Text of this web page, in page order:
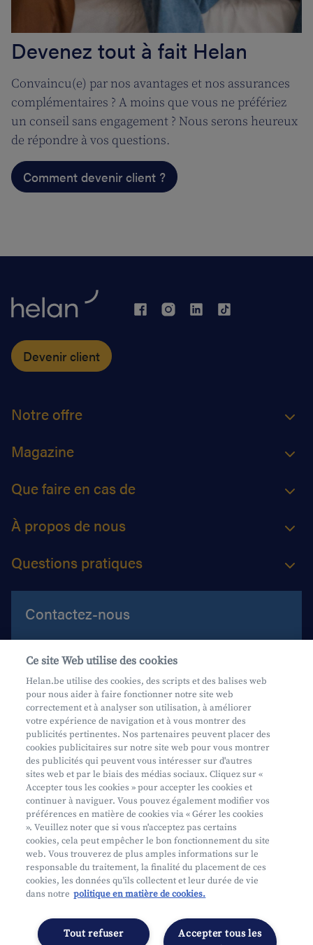
Devenez tout à fait Helan
Convaincu(e) par nos avantages et nos assurances
complémentaires ? A moins que vous ne préfériez
un conseil sans engagement ? Nous serons heureux
de répondre à vos questions.
Comment devenir client ?
Devenir client
Notre offre
Magazine
Que faire en cas de
À propos de nous
Questions pratiques
Contactez-nous
Aide et contact
Prenez rendez-vous
Où nous trouver
Phishing
Mifid
Privacy
Info juridique
Soumis au contrôle de l'OCM
Déclaration d'accessibilité
Ce site Web utilise des cookies
Helan.be utilise des cookies, des scripts et des balises web
pour nous aider à faire fonctionner notre site web
correctement et à analyser son utilisation, à améliorer
votre expérience de navigation et à vous montrer des
publicités pertinentes. Nos partenaires peuvent placer des
cookies publicitaires sur notre site web pour vous montrer
des publicités qui peuvent vous intéresser sur d'autres
sites web et par le biais des médias sociaux. Cliquez sur «
Accepter tous les cookies » pour accepter les cookies et
continuer à naviguer. Vous pouvez également modifier vos
préférences en matière de cookies via « Gérer les cookies
». Veuillez noter que si vous n'acceptez pas certains
cookies, cela peut empêcher le bon fonctionnement du site
web. Vous trouverez de plus amples informations sur le
responsable du traitement, la finalité du placement de ces
cookies, les données qu'ils collectent et leur durée de vie
dans notre politique en matière de cookies.
Accepter tous les
Tout refuser